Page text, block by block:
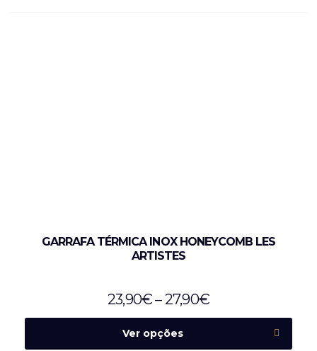
GARRAFA TÉRMICA INOX HONEYCOMB LES
ARTISTES
23,90€– 27,90€
Ver opções